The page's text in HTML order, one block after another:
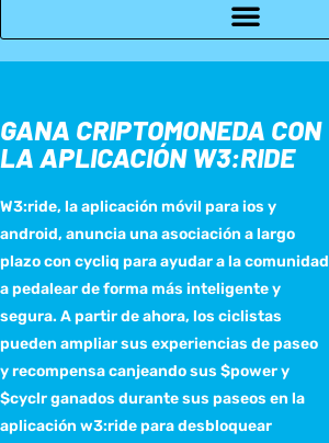
GANA CRIPTOMONEDA CON
LA APLICACIÓN W3:RIDE
W3:ride, la aplicación móvil para ios y
android, anuncia una asociación a largo
plazo con cycliq para ayudar a la comunidad
a pedalear de forma más inteligente y
segura. A partir de ahora, los ciclistas
pueden ampliar sus experiencias de paseo
y recompensa canjeando sus $power y
$cyclr ganados durante sus paseos en la
aplicación w3:ride para desbloquear